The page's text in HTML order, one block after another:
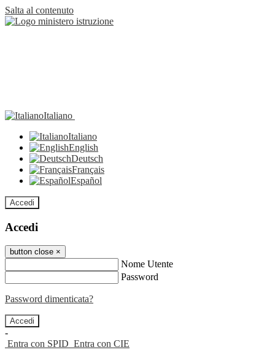
Salta al contenuto
Italiano
Italiano
English
Deutsch
Français
Español
Accedi
Accedi
button close ×
Nome Utente
Password
Password dimenticata?
-
Entra con SPID Entra con CIE